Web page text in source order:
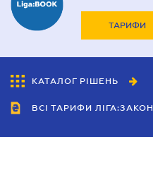
ТАРИФИ
КАТАЛОГ РІШЕНЬ
ВСІ ТАРИФИ ЛІГА:ЗАКОН